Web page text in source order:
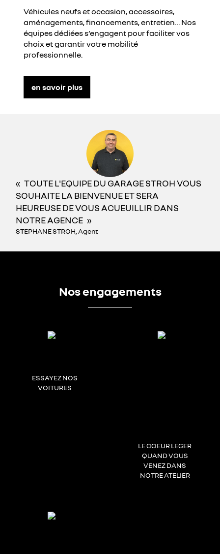
Véhicules neufs et occasion, accessoires,
aménagements, financements, entretien… Nos
équipes dédiées s’engagent pour faciliter vos
choix et garantir votre mobilité
professionnelle.
en savoir plus
TOUTE L'EQUIPE DU GARAGE STROH VOUS
SOUHAITE LA BIENVENUE ET SERA
HEUREUSE DE VOUS ACUEUILLIR DANS
NOTRE AGENCE
STEPHANE STROH, Agent
Nos engagements
ESSAYEZ NOS
VOITURES
LE COEUR LEGER
QUAND VOUS
VENEZ DANS
NOTRE ATELIER